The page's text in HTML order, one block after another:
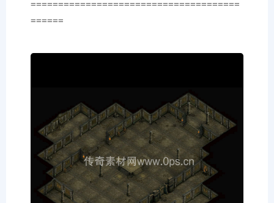
======================================
======